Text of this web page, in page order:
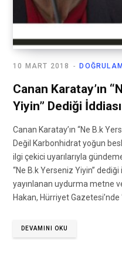
10 MART 2018
Canan Karatay’ın
Yiyin” Dediği İddiası
Canan Karatay’ın “Ne B.k
Değil Karbonhidrat yoğun
ilgi çekici uyarılarıyla
“Ne B.k Yerseniz Yiyin”
yayınlanan uydurma metne
Hakan, Hürriyet Gazetesi’nde
DEVAMINI OKU